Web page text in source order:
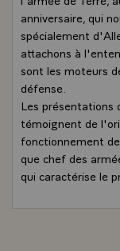
anniversaire, qui
spécialement
attachons à
sont les moteurs
défense.
Les
témoignent de
fonctionnement
que chef des
qui caractérise le
Je mesure
TIGRE dans